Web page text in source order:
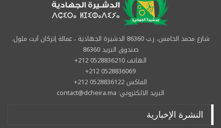
شارع محمد الخامس، ر.ب 86360 الدشيرة الجهادية ، عمالة إنزكان آيت ملول.
صندوق البريد 86360
الهاتف 0528836210 212+
0528836069 212+
الفاكس 0528836122 212+
البريد الالكتروني: contact@dcheira.ma
النشرة الإخبارية